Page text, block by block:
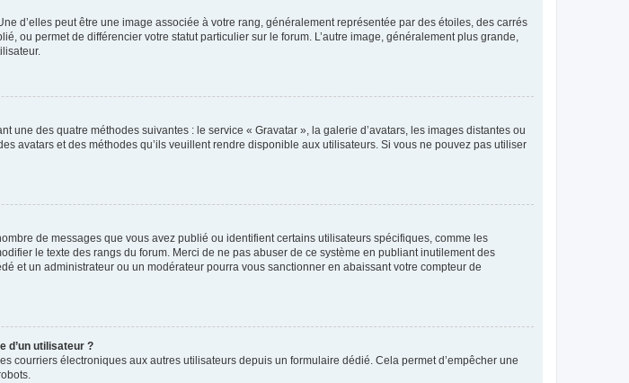
d’elles peut être une image associée à votre rang, généralement représentée par des étoiles, des carrés
ou permet de différencier votre statut particulier sur le forum. L’autre image, généralement plus grande,
des quatre méthodes suivantes : le service « Gravatar », la galerie d’avatars, les images distantes ou
avatars et des méthodes qu’ils veuillent rendre disponible aux utilisateurs. Si vous ne pouvez pas utiliser
de messages que vous avez publié ou identifient certains utilisateurs spécifiques, comme les
le texte des rangs du forum. Merci de ne pas abuser de ce système en publiant inutilement des
et un administrateur ou un modérateur pourra vous sanctionner en abaissant votre compteur de
d’un utilisateur ?
courriers électroniques aux autres utilisateurs depuis un formulaire dédié. Cela permet d’empêcher une